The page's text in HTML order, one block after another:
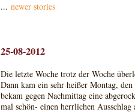
... newer stories
25-08-2012
Die letzte Woche trotz der Woche
Dann kam ein sehr heißer Montag,
bekam gegen Nachmittag eine
mal schön- einen herrlichen